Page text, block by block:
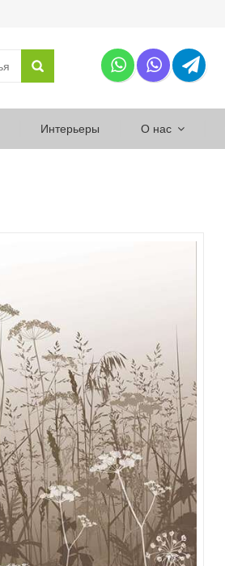
Интерьеры О нас